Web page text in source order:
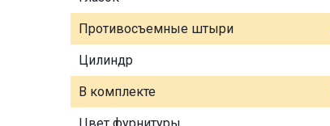
Противосъемные штыри
Цилиндр
В комплекте